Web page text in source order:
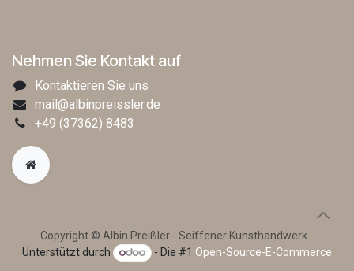
Nehmen Sie Kontakt auf
Kontaktieren Sie uns
mail@albinpreissler.de
+49 (37362) 8483
Copyright © Albin Preißler - Seiffener Kunsthandwerk
Unterstützt durch
- Die #1 Open-Source-E-Commerce